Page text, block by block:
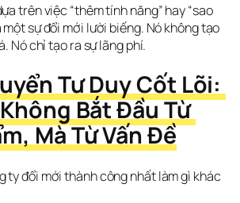
trên việc “thêm tính năng” hay “sao
sự đổi mới lười biếng. Nó không tạo
Nó chỉ tạo ra sự lãng phí.
Tư Duy Cốt Lõi:
Bắt Đầu Từ
Mà Từ Vấn Đề
ty đổi mới thành công nhất làm gì khác